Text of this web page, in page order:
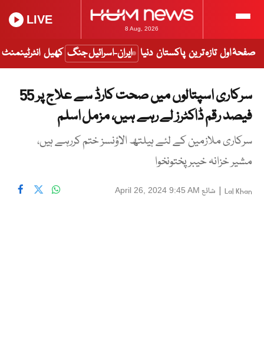
8 Aug, 2026
LIVE
صفحۂ اول تازہ ترین پاکستان دنیا ایران-اسرائیل جنگ کھیل انٹرٹینمنٹ
سرکاری اسپتالوں میں صحت کارڈ سے علاج پر 55
فیصد رقم ڈاکٹرز لے رہے ہیں، مزمل اسلم
سرکاری ملازمین کے لئے ہیلتھ الاؤنسز ختم کررہے ہیں،
مشیر خزانہ خیبرپختونخوا
Lal Khan
| شائع April 26, 2024 9:45 AM